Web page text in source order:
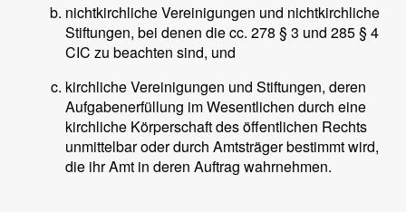
nichtkirchliche Vereinigungen und nichtkirchliche
Stiftungen, bei denen die cc. 278 § 3 und 285 § 4
CIC zu beachten sind, und
kirchliche Vereinigungen und Stiftungen, deren
Aufgabenerfüllung im Wesentlichen durch eine
kirchliche Körperschaft des öffentlichen Rechts
unmittelbar oder durch Amtsträger bestimmt wird,
die ihr Amt in deren Auftrag wahrnehmen.